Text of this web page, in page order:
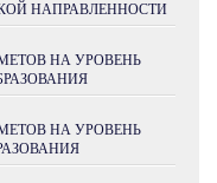
НАПРАВЛЕННОСТИ
НА УРОВЕНЬ
НА УРОВЕНЬ